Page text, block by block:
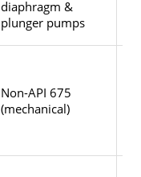
diaphragm &
plunger pumps
Non-API 675
(mechanical)